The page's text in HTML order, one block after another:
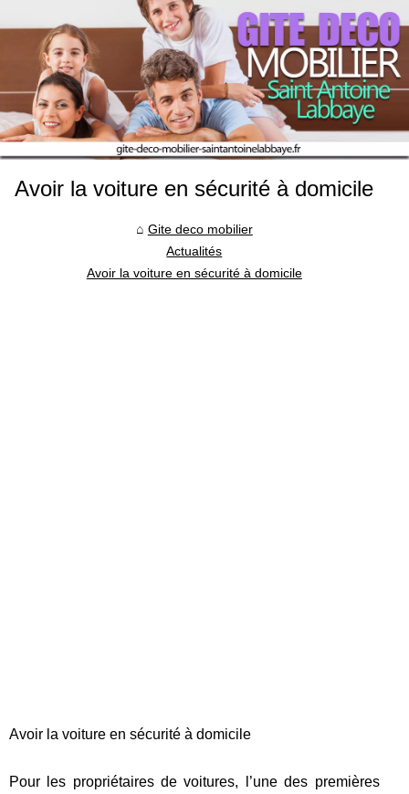
Avoir la voiture en sécurité à domicile
Gite deco mobilier
Actualités
Avoir la voiture en sécurité à domicile
Avoir la voiture en sécurité à domicile
Pour les propriétaires de voitures, l’une des premières